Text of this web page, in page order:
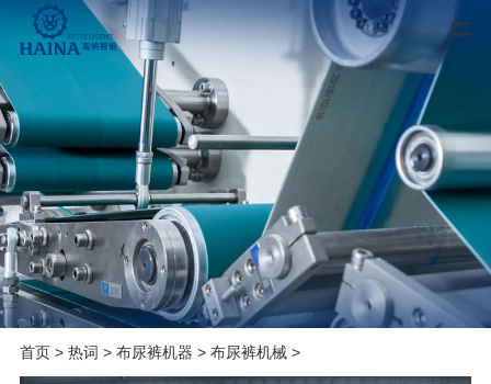
首页> 热词 > 布尿裤机器 > 布尿裤机械>